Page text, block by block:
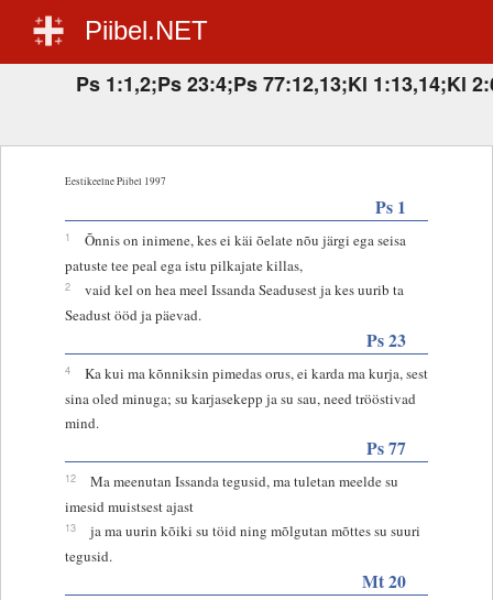
Piibel.NET
Ps 1:1,2;Ps 23:4;Ps 77:12,13;Kl 1:13,14;Kl
Eestikeelne Piibel 1997
Ps 1
1
Õnnis on inimene, kes ei käi õelate nõu järgi ega seisa
patuste tee peal ega istu pilkajate killas,
2
vaid kel on hea meel Issanda Seadusest ja kes uurib ta
Seadust ööd ja päevad.
Ps 23
4
Ka kui ma kõnniksin pimedas orus, ei karda ma kurja, sest
sina oled minuga; su karjasekepp ja su sau, need trööstivad
mind.
Ps 77
12
Ma meenutan Issanda tegusid, ma tuletan meelde su
imesid muistsest ajast
13
ja ma uurin kõiki su töid ning mõlgutan mõttes su suuri
tegusid.
Mt 20